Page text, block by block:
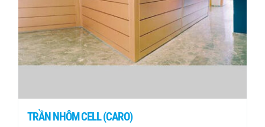
TRẦN NHÔM CELL (CARO)